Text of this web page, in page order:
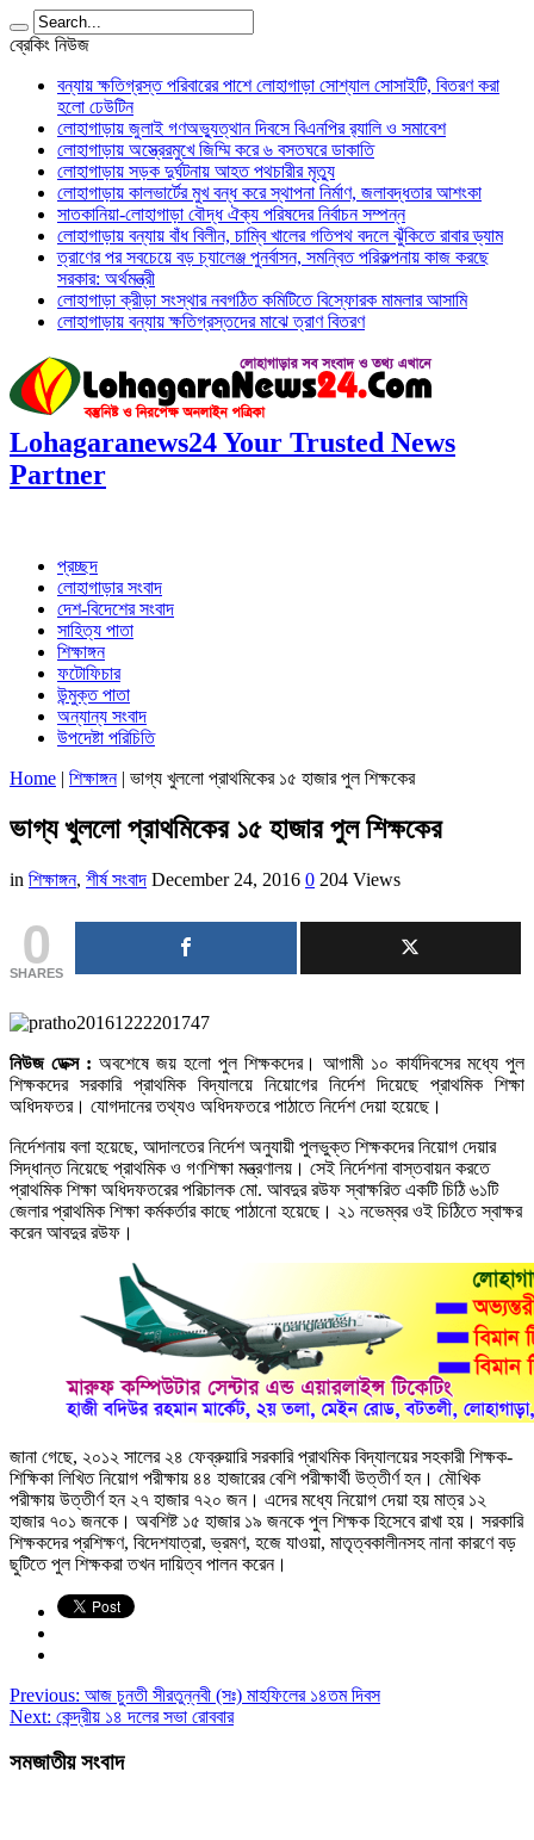
ব্রেকিং নিউজ
বন্যায় ক্ষতিগ্রস্ত পরিবারের পাশে লোহাগাড়া সোশ্যাল সোসাইটি, বিতরণ করা
হলো ঢেউটিন
লোহাগাড়ায় জুলাই গণঅভ্যুত্থান দিবসে বিএনপির র‌্যালি ও সমাবেশ
লোহাগাড়ায় অস্ত্রেরমুখে জিম্মি করে ৬ বসতঘরে ডাকাতি
লোহাগাড়ায় সড়ক দুর্ঘটনায় আহত পথচারীর মৃত্যু
লোহাগাড়ায় কালভার্টের মুখ বন্ধ করে স্থাপনা নির্মাণ, জলাবদ্ধতার আশংকা
সাতকানিয়া-লোহাগাড়া বৌদ্ধ ঐক্য পরিষদের নির্বাচন সম্পন্ন
লোহাগাড়ায় বন্যায় বাঁধ বিলীন, চাম্বি খালের গতিপথ বদলে ঝুঁকিতে রাবার ড্যাম
ত্রাণের পর সবচেয়ে বড় চ্যালেঞ্জ পুনর্বাসন, সমন্বিত পরিকল্পনায় কাজ করছে
সরকার: অর্থমন্ত্রী
লোহাগাড়া ক্রীড়া সংস্থার নবগঠিত কমিটিতে বিস্ফোরক মামলার আসামি
লোহাগাড়ায় বন্যায় ক্ষতিগ্রস্তদের মাঝে ত্রাণ বিতরণ
Lohagaranews24 Your Trusted News
Partner
প্রচ্ছদ
লোহাগাড়ার সংবাদ
দেশ-বিদেশের সংবাদ
সাহিত্য পাতা
শিক্ষাঙ্গন
ফটোফিচার
উন্মুক্ত পাতা
অন্যান্য সংবাদ
উপদেষ্টা পরিচিতি
Home | শিক্ষাঙ্গন | ভাগ্য খুললো প্রাথমিকের ১৫ হাজার পুল শিক্ষকের
ভাগ্য খুললো প্রাথমিকের ১৫ হাজার পুল শিক্ষকের
in শিক্ষাঙ্গন, শীর্ষ সংবাদ December 24, 2016 0 204 Views
0
SHARES
নিউজ ডেক্স : অবশেষে জয় হলো পুল শিক্ষকদের। আগামী ১০ কার্যদিবসের মধ্যে পুল
শিক্ষকদের সরকারি প্রাথমিক বিদ্যালয়ে নিয়োগের নির্দেশ দিয়েছে প্রাথমিক শিক্ষা
অধিদফতর। যোগদানের তথ্যও অধিদফতরে পাঠাতে নির্দেশ দেয়া হয়েছে।
নির্দেশনায় বলা হয়েছে, আদালতের নির্দেশ অনুযায়ী পুলভুক্ত শিক্ষকদের নিয়োগ দেয়ার
সিদ্ধান্ত নিয়েছে প্রাথমিক ও গণশিক্ষা মন্ত্রণালয়। সেই নির্দেশনা বাস্তবায়ন করতে
প্রাথমিক শিক্ষা অধিদফতরের পরিচালক মো. আবদুর রউফ স্বাক্ষরিত একটি চিঠি ৬১টি
জেলার প্রাথমিক শিক্ষা কর্মকর্তার কাছে পাঠানো হয়েছে। ২১ নভেম্বর ওই চিঠিতে স্বাক্ষর
করেন আবদুর রউফ।
জানা গেছে, ২০১২ সালের ২৪ ফেব্রুয়ারি সরকারি প্রাথমিক বিদ্যালয়ের সহকারী শিক্ষক-
শিক্ষিকা লিখিত নিয়োগ পরীক্ষায় ৪৪ হাজারের বেশি পরীক্ষার্থী উত্তীর্ণ হন। মৌখিক
পরীক্ষায় উত্তীর্ণ হন ২৭ হাজার ৭২০ জন। এদের মধ্যে নিয়োগ দেয়া হয় মাত্র ১২
হাজার ৭০১ জনকে। অবশিষ্ট ১৫ হাজার ১৯ জনকে পুল শিক্ষক হিসেবে রাখা হয়। সরকারি
শিক্ষকদের প্রশিক্ষণ, বিদেশযাত্রা, ভ্রমণ, হজে যাওয়া, মাতৃত্বকালীনসহ নানা কারণে বড়
ছুটিতে পুল শিক্ষকরা তখন দায়িত্ব পালন করেন।
Previous: আজ চুনতী সীরতুন্নবী (সঃ) মাহফিলের ১৪তম দিবস
Next: কেন্দ্রীয় ১৪ দলের সভা রোববার
সমজাতীয় সংবাদ